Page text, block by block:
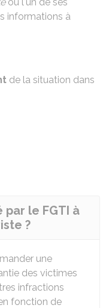
informations à
de la situation dans
le FGTI à
?
une
des victimes
infractions
fonction de